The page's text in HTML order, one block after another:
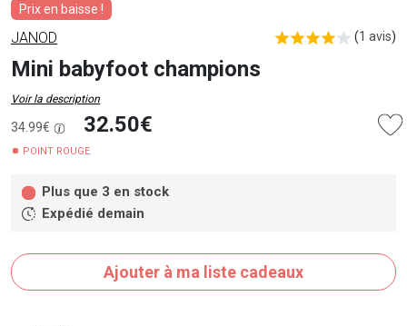
Prix en baisse !
JANOD (1 avis)
Mini babyfoot champions
Voir la description
34.99€ 32.50€
POINT ROUGE
Plus que 3 en stock
Expédié demain
Ajouter à ma liste cadeaux